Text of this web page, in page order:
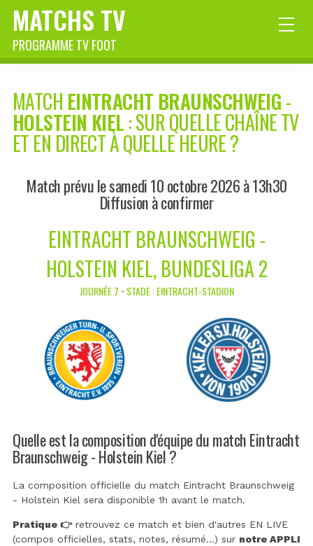
MATCHS TV
PROGRAMME TV FOOT
MATCH EINTRACHT BRAUNSCHWEIG-
HOLSTEIN KIEL: SUR QUELLE CHAÎNE TV
ET EN DIRECT À QUELLE HEURE ?
Match prévu le samedi 10 octobre 2026 à 13h30
Diffusion à confirmer
EINTRACHT BRAUNSCHWEIG -
HOLSTEIN KIEL, BUNDESLIGA 2
JOURNÉE 7 • STADE : EINTRACHT-STADION
Quelle est la composition d'équipe du match Eintracht
Braunschweig - Holstein Kiel ?
La composition officielle du match Eintracht Braunschweig
- Holstein Kiel sera disponible 1h avant le match.
Pratique 👉retrouvez ce match et bien d'autres EN LIVE
(compos officielles, stats, notes, résumé...) sur notre APPLI